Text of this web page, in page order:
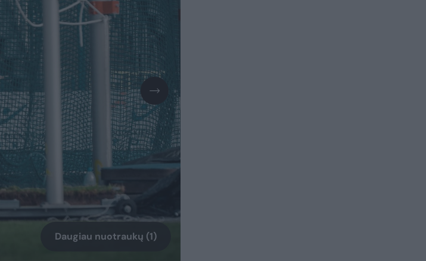
Daugiau nuotraukų (1)